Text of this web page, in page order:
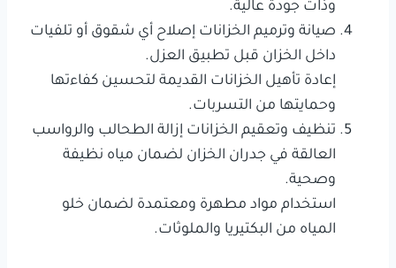
وذات جودة عالية.
صيانة وترميم الخزانات إصلاح أي شقوق أو تلفيات
داخل الخزان قبل تطبيق العزل.
إعادة تأهيل الخزانات القديمة لتحسين كفاءتها
وحمايتها من التسربات.
تنظيف وتعقيم الخزانات إزالة الطحالب والرواسب
العالقة في جدران الخزان لضمان مياه نظيفة
وصحية.
استخدام مواد مطهرة ومعتمدة لضمان خلو
المياه من البكتيريا والملوثات.